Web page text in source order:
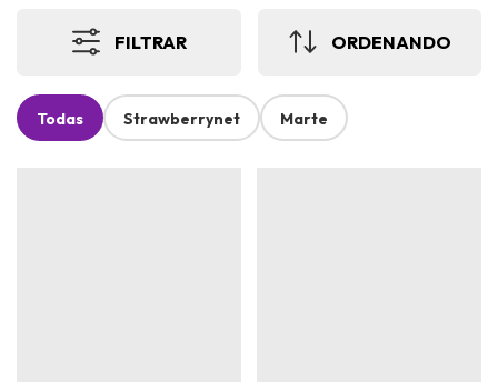
FILTRAR ORDENANDO
Todas Strawberrynet Marte